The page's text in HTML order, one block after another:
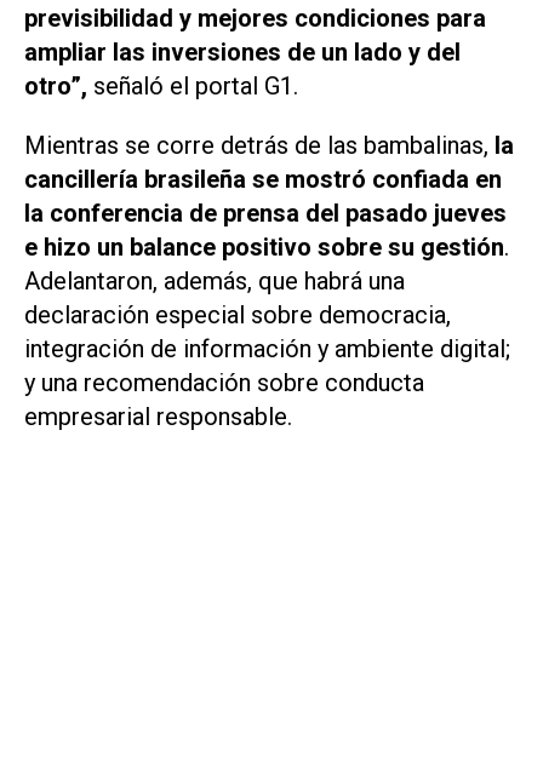
previsibilidad y mejores condiciones para
ampliar las inversiones de un lado y del
otro”, señaló el portal G1 .
Mientras se corre detrás de las bambalinas, la
cancillería brasileña se mostró confiada en
la conferencia de prensa del pasado jueves
e hizo un balance positivo sobre su gestión.
Adelantaron, además, que habrá una
declaración especial sobre democracia,
integración de información y ambiente digital;
y una recomendación sobre conducta
empresarial responsable.